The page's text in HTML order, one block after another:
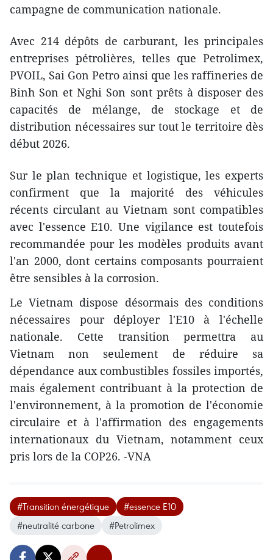
campagne de communication nationale.
Avec 214 dépôts de carburant, les principales
entreprises pétrolières, telles que Petrolimex,
PVOIL, Sai Gon Petro ainsi que les raffineries de
Binh Son et Nghi Son sont prêts à disposer des
capacités de mélange, de stockage et de
distribution nécessaires sur tout le territoire dès
début 2026.
Sur le plan technique et logistique, les experts
confirment que la majorité des véhicules
récents circulant au Vietnam sont compatibles
avec l'essence E10. Une vigilance est toutefois
recommandée pour les modèles produits avant
l'an 2000, dont certains composants pourraient
être sensibles à la corrosion.
Le Vietnam dispose désormais des conditions
nécessaires pour déployer l'E10 à l'échelle
nationale. Cette transition permettra au
Vietnam non seulement de réduire sa
dépendance aux combustibles fossiles importés,
mais également contribuant à la protection de
l'environnement, à la promotion de l'économie
circulaire et à l'affirmation des engagements
internationaux du Vietnam, notamment ceux
pris lors de la COP26. -VNA
#Transition énergétique
#essence E10
#neutralité carbone
#Petrolimex